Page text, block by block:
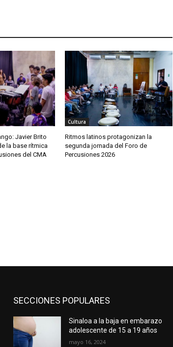
Javier Brito
la base rítmica
del CMA
Cultura
Ritmos latinos protagonizan la
segunda jornada del Foro de
Percusiones 2026
SECCIONES POPULARES
Sinaloa a la baja en embarazo
adolescente de 15 a 19 años
mayo 16, 2024